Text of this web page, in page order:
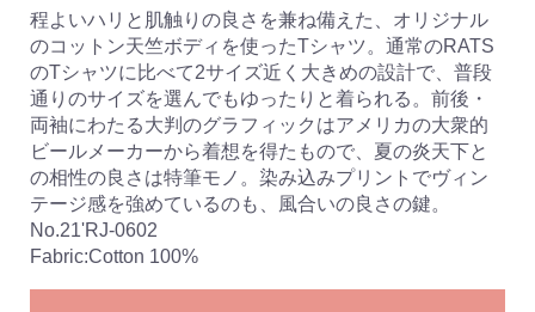
程よいハリと肌触りの良さを兼ね備えた、オリジナル
のコットン天竺ボディを使ったTシャツ。通常のRATS
のTシャツに比べて2サイズ近く大きめの設計で、普段
通りのサイズを選んでもゆったりと着られる。前後・
両袖にわたる大判のグラフィックはアメリカの大衆的
ビールメーカーから着想を得たもので、夏の炎天下と
の相性の良さは特筆モノ。染み込みプリントでヴィン
テージ感を強めているのも、風合いの良さの鍵。
No.21'RJ-0602
Fabric:Cotton 100%